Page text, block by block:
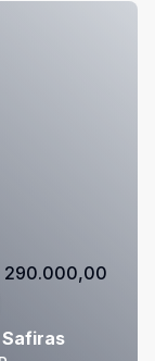
290.000,00